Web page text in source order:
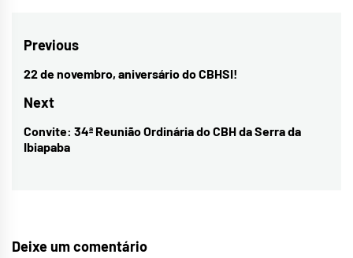
Navegação
de
Post
Previous
Previous
post:
22 de novembro, aniversário do CBHSI!
Next
Next
post:
Convite: 34ª Reunião Ordinária do CBH da Serra da
Ibiapaba
Deixe um comentário